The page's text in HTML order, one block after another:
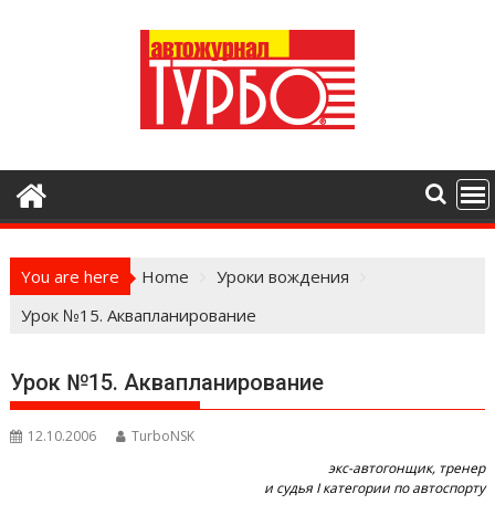
You are here Home
Уроки вождения
Урок №15. Аквапланирование
Урок №15. Аквапланирование
12.10.2006
TurboNSK
экс-автогонщик, тренер
и судья I категории по автоспорту